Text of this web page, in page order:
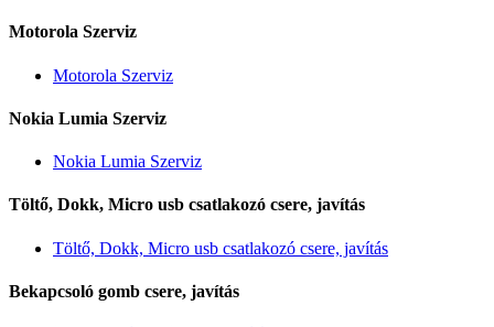
Motorola Szerviz
Motorola Szerviz
Nokia Lumia Szerviz
Nokia Lumia Szerviz
Töltő, Dokk, Micro usb csatlakozó csere, javítás
Töltő, Dokk, Micro usb csatlakozó csere, javítás
Bekapcsoló gomb csere, javítás